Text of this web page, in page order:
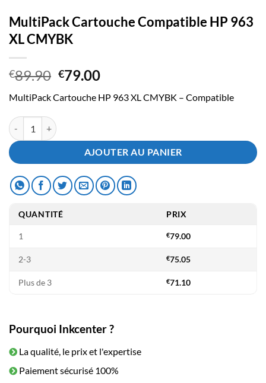
MultiPack Cartouche Compatible HP 963
XL CMYBK
€89.90 Le
initial
€79.00Le
actuel
MultiPack Cartouche HP 963 XL CMYBK – Compatible
quantité de MultiPack Cartouche Compatible HP 963 XL CMYBK
AJOUTER AU PANIER
QUANTITÉ PRIX
1 €79.00
2-3 €75.05
Plus de 3 €71.10
Pourquoi Inkcenter ?
La qualité, le prix et l'expertise
Paiement sécurisé 100%